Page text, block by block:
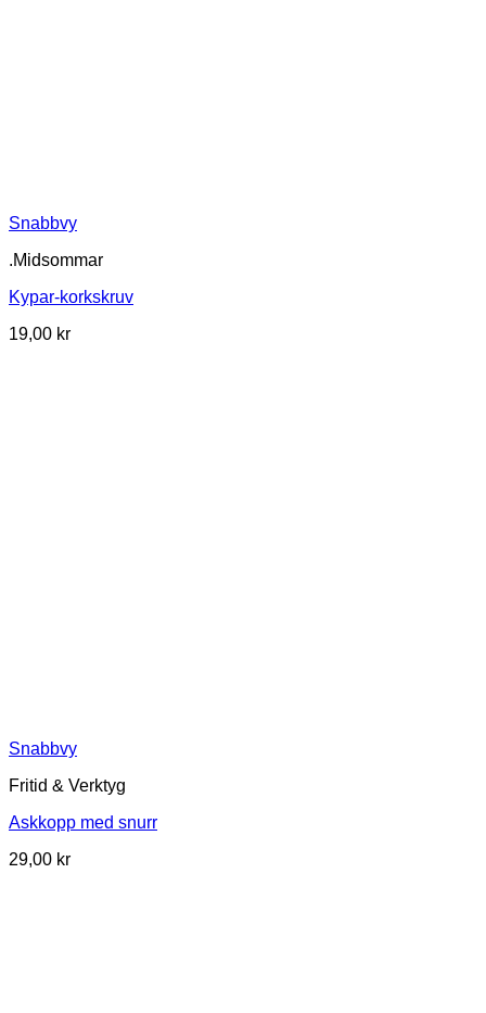
Snabbvy
.Midsommar
Kypar-korkskruv
19,00 kr
Snabbvy
Fritid & Verktyg
Askkopp med snurr
29,00 kr